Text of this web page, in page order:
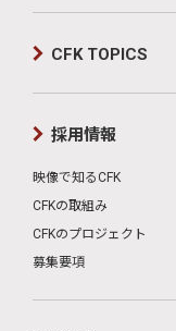
CFK TOPICS
採用情報
映像で知るCFK
CFKの取組み
CFKのプロジェクト
募集要項